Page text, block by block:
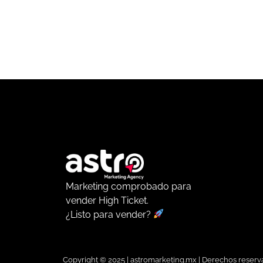
Marketing comprobado para
vender High Ticket.
¿Listo para vender?
Copyright © 2025 | astromarketing.mx | Derechos